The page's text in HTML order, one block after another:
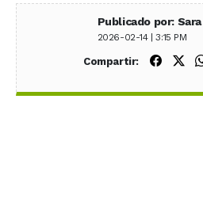
Publicado por:
2026-02-14 | 3:15 PM
Compartir: